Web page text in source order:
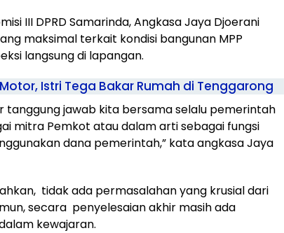
III DPRD Samarinda, Angkasa Jaya Djoerani
maksimal terkait kondisi bangunan MPP
langsung di lapangan.
Istri Tega Bakar Rumah di Tenggarong
tanggung jawab kita bersama selalu pemerintah
mitra Pemkot atau dalam arti sebagai fungsi
dana pemerintah,” kata angkasa Jaya
tidak ada permasalahan yang krusial dari
secara penyelesaian akhir masih ada
kewajaran.